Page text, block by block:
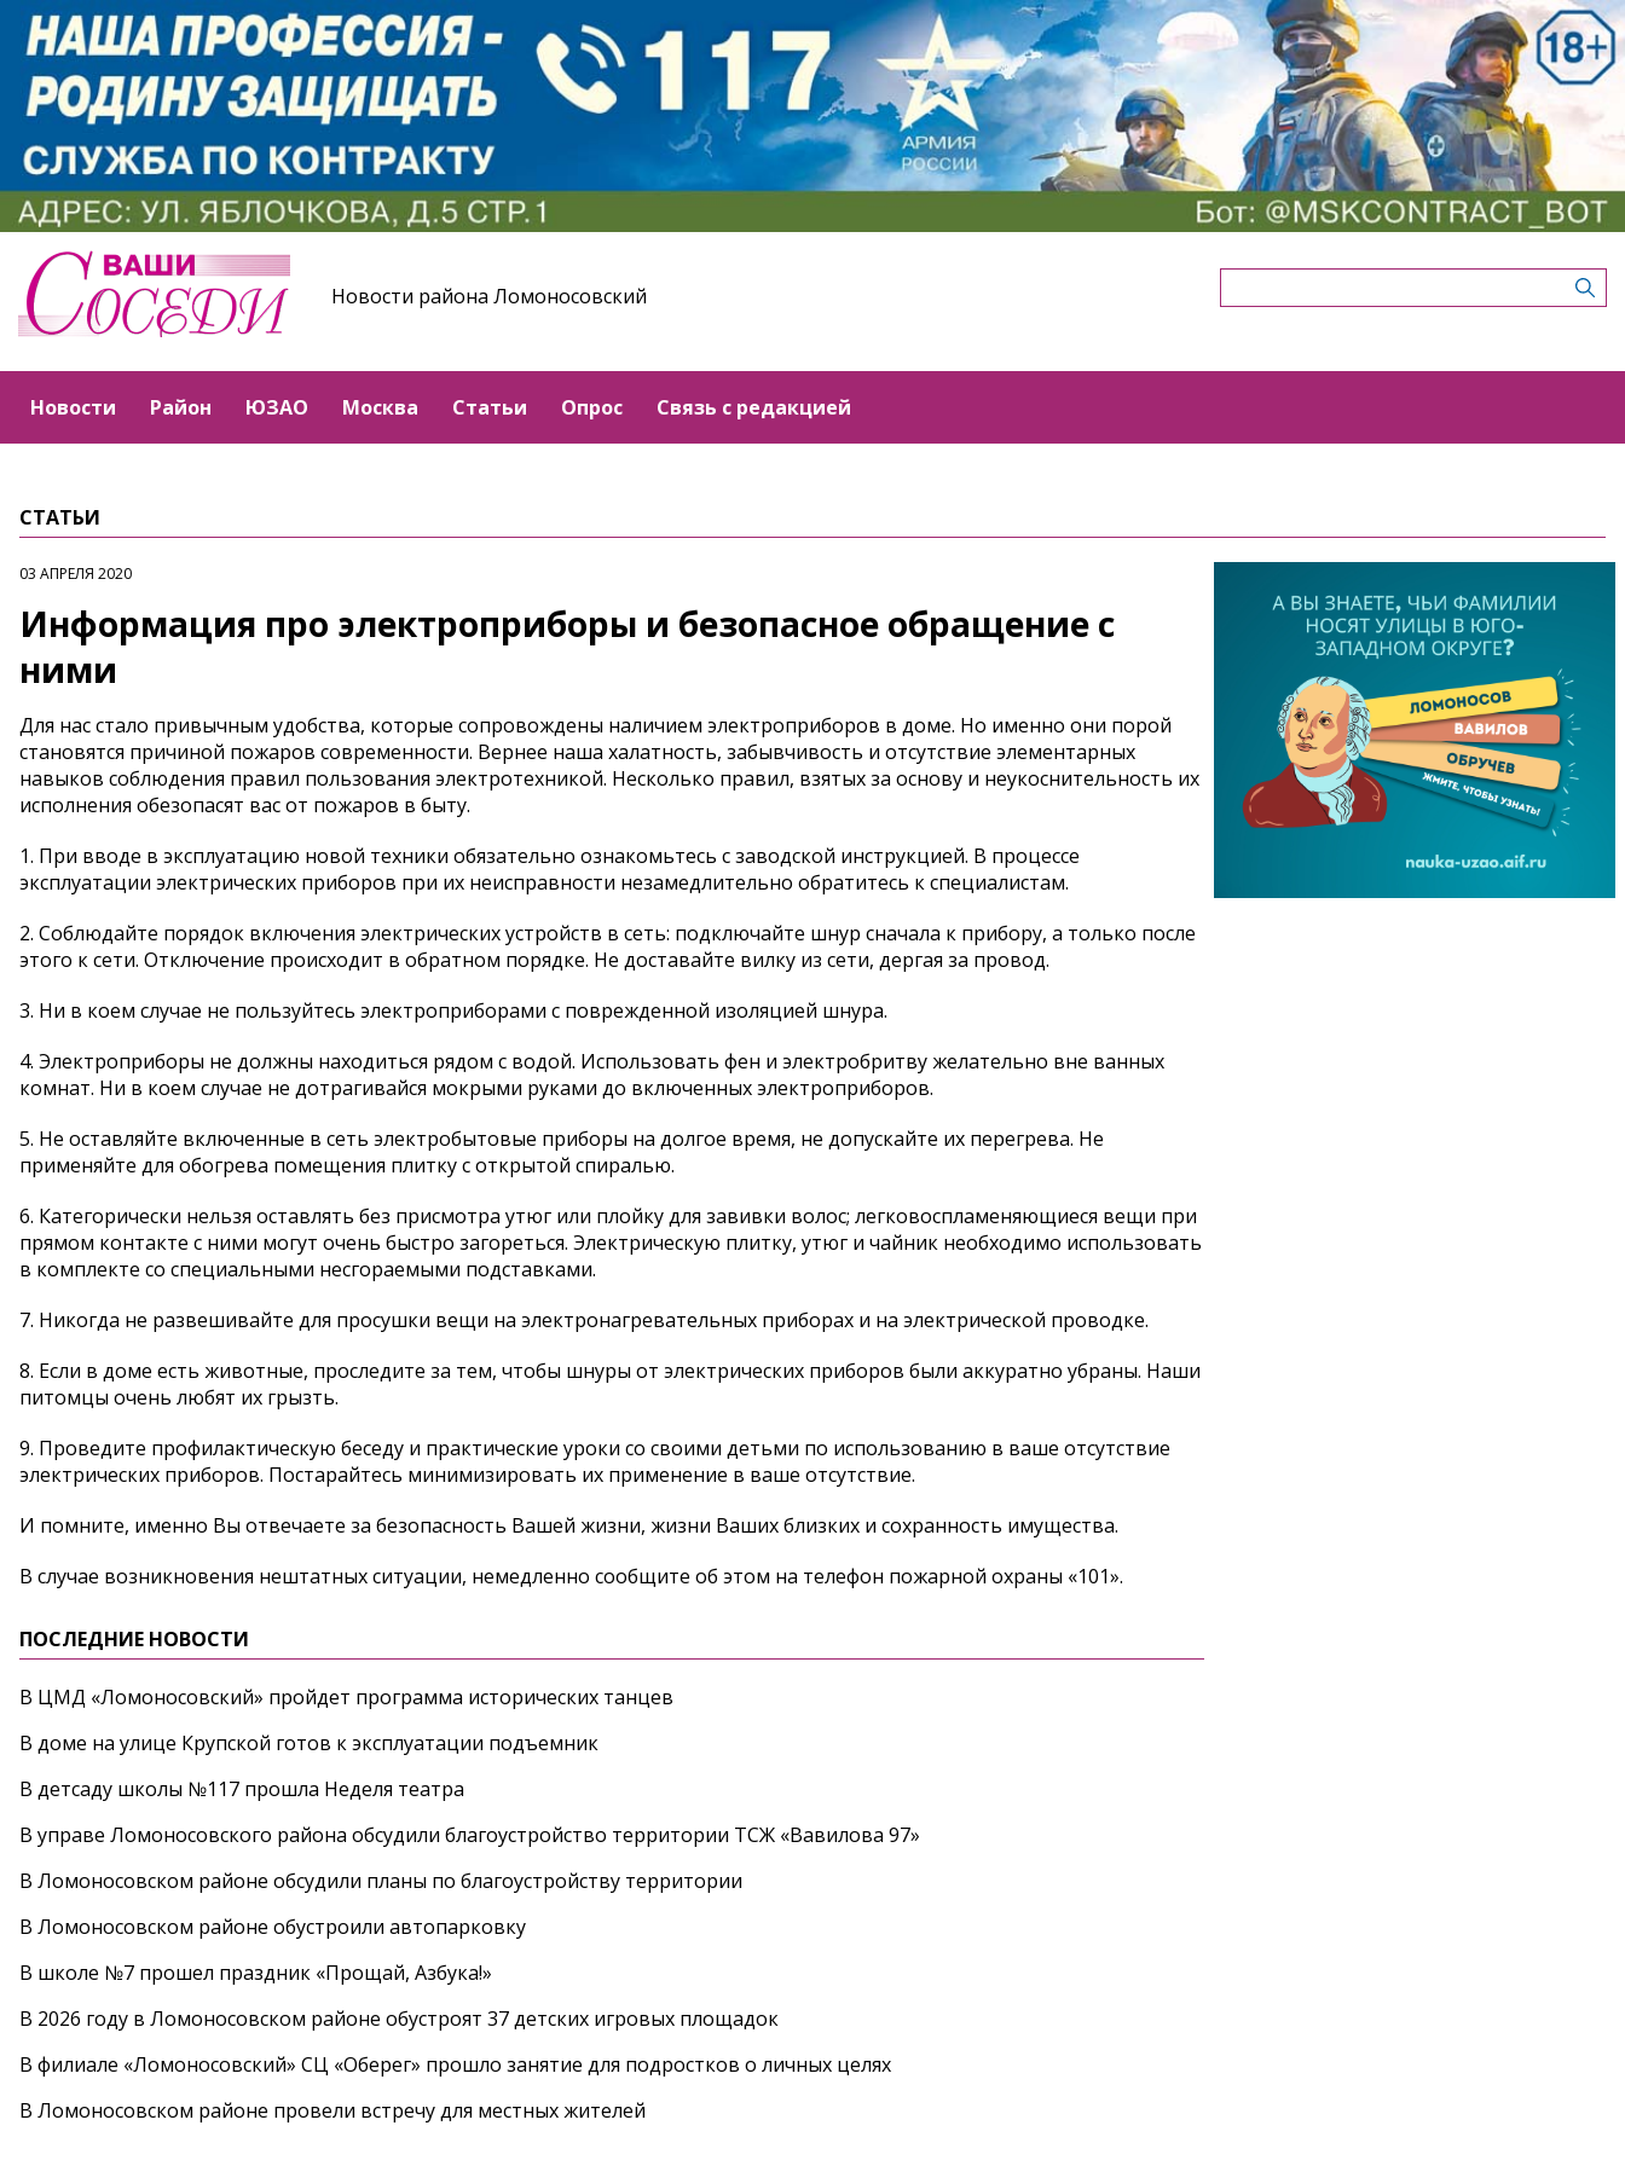
Новости района Ломоносовский
Новости Район ЮЗАО Москва Статьи Опрос Связь с редакцией
СТАТЬИ
03 АПРЕЛЯ 2020
Информация про электроприборы и безопасное обращение с
ними
Для нас стало привычным удобства, которые сопровождены наличием электроприборов в доме. Но именно они порой
становятся причиной пожаров современности. Вернее наша халатность, забывчивость и отсутствие элементарных
навыков соблюдения правил пользования электротехникой. Несколько правил, взятых за основу и неукоснительность их
исполнения обезопасят вас от пожаров в быту.
1. При вводе в эксплуатацию новой техники обязательно ознакомьтесь с заводской инструкцией. В процессе
эксплуатации электрических приборов при их неисправности незамедлительно обратитесь к специалистам.
2. Соблюдайте порядок включения электрических устройств в сеть: подключайте шнур сначала к прибору, а только после
этого к сети. Отключение происходит в обратном порядке. Не доставайте вилку из сети, дергая за провод.
3. Ни в коем случае не пользуйтесь электроприборами с поврежденной изоляцией шнура.
4. Электроприборы не должны находиться рядом с водой. Использовать фен и электробритву желательно вне ванных
комнат. Ни в коем случае не дотрагивайся мокрыми руками до включенных электроприборов.
5. Не оставляйте включенные в сеть электробытовые приборы на долгое время, не допускайте их перегрева. Не
применяйте для обогрева помещения плитку с открытой спиралью.
6. Категорически нельзя оставлять без присмотра утюг или плойку для завивки волос; легковоспламеняющиеся вещи при
прямом контакте с ними могут очень быстро загореться. Электрическую плитку, утюг и чайник необходимо использовать
в комплекте со специальными несгораемыми подставками.
7. Никогда не развешивайте для просушки вещи на электронагревательных приборах и на электрической проводке.
8. Если в доме есть животные, проследите за тем, чтобы шнуры от электрических приборов были аккуратно убраны. Наши
питомцы очень любят их грызть.
9. Проведите профилактическую беседу и практические уроки со своими детьми по использованию в ваше отсутствие
электрических приборов. Постарайтесь минимизировать их применение в ваше отсутствие.
И помните, именно Вы отвечаете за безопасность Вашей жизни, жизни Ваших близких и сохранность имущества.
В случае возникновения нештатных ситуации, немедленно сообщите об этом на телефон пожарной охраны «101».
ПОСЛЕДНИЕ НОВОСТИ
В ЦМД «Ломоносовский» пройдет программа исторических танцев
В доме на улице Крупской готов к эксплуатации подъемник
В детсаду школы №117 прошла Неделя театра
В управе Ломоносовского района обсудили благоустройство территории ТСЖ «Вавилова 97»
В Ломоносовском районе обсудили планы по благоустройству территории
В Ломоносовском районе обустроили автопарковку
В школе №7 прошел праздник «Прощай, Азбука!»
В 2026 году в Ломоносовском районе обустроят 37 детских игровых площадок
В филиале «Ломоносовский» СЦ «Оберег» прошло занятие для подростков о личных целях
В Ломоносовском районе провели встречу для местных жителей